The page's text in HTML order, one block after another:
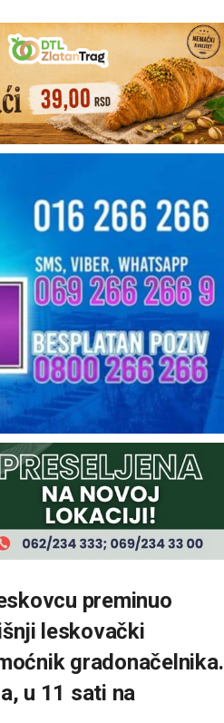
preminuo
leskovački
gradonačelnika.
u 11 sati na